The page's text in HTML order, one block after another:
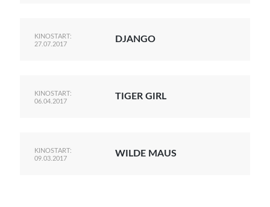
KINOSTART:
27.07.2017
DJANGO
KINOSTART:
06.04.2017
TIGER GIRL
KINOSTART:
09.03.2017
WILDE MAUS